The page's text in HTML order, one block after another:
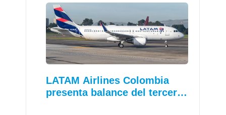
LATAM Airlines Colombia
presenta balance del tercer…